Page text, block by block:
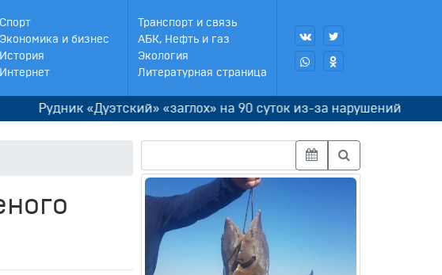
Спорт
Экономика и бизнес
История
Интернет
Транспорт и связь
АБК, Нефть и газ
Экология
Литературная страница
Рудник «Дуэтский» «заглох» на 90 суток из-за нарушений